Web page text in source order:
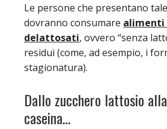
Le persone che presentano
dovranno consumare
delattosati, ovvero “senza
residui (come, ad esempio, i
stagionatura).
Dallo zucchero lattosio
caseina…